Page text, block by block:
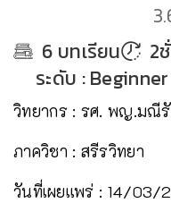
6 บทเรียน
2
ระดับ :Beginner
วิทยากร : รศ. พญ.มณี
ภาควิชา : สรีรวิทยา
วันที่เผยแพร่ : 14/03/